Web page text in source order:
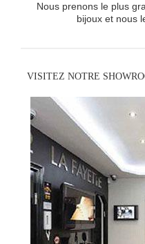
Nous prenons le plus
bijoux et nous
VISITEZ NOTRE